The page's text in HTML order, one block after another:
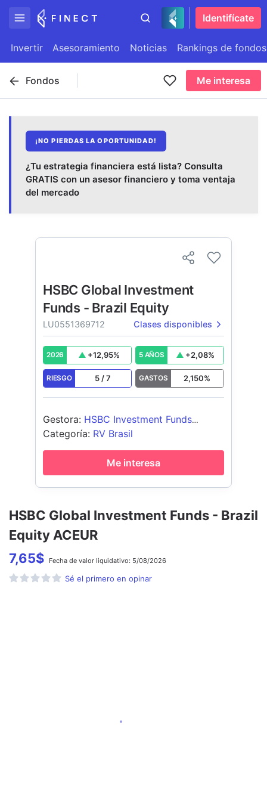
Identifícate
Invertir Asesoramiento Noticias Rankings de fondos
Fondos Me interesa
¡NO PIERDAS LA OPORTUNIDAD!
¿Tu estrategia financiera está lista? Consulta
GRATIS con un asesor financiero y toma ventaja
del mercado
HSBC Global Investment Funds - Brazil
Equity ACEUR
7,65$ Fecha de valor liquidativo: 5/08/2026
Sé el primero en opinar
HSBC Global Investment
Funds - Brazil Equity
LU0551369712 Clases disponibles
2026 +12,95% 5 AÑOS +2,08%
RIESGO 5 /7 GASTOS 2,150%
Gestora: HSBC Investment Funds
(Luxembourg) S.A.
Categoría: RV Brasil
Me interesa